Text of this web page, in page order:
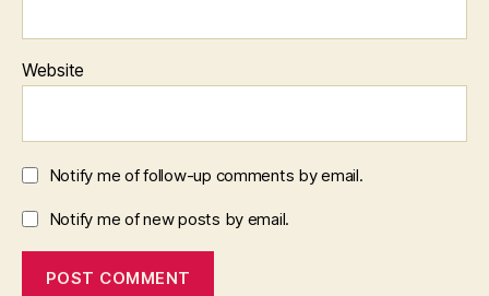
Website
Notify me of follow-up comments by email.
Notify me of new posts by email.